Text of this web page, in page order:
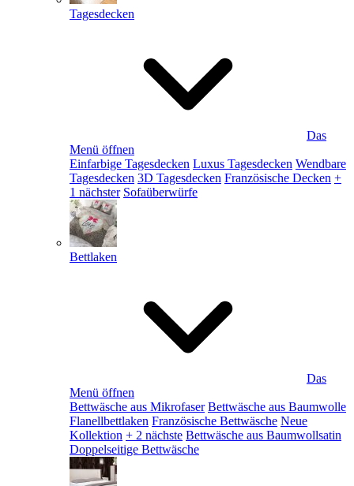
Tagesdecken
Das
Menü öffnen
Einfarbige Tagesdecken Luxus Tagesdecken Wendbare
Tagesdecken 3D Tagesdecken Französische Decken +
1 nächster Sofaüberwürfe
Bettlaken
Das
Menü öffnen
Bettwäsche aus Mikrofaser Bettwäsche aus Baumwolle
Flanellbettlaken Französische Bettwäsche Neue
Kollektion + 2 nächste Bettwäsche aus Baumwollsatin
Doppelseitige Bettwäsche